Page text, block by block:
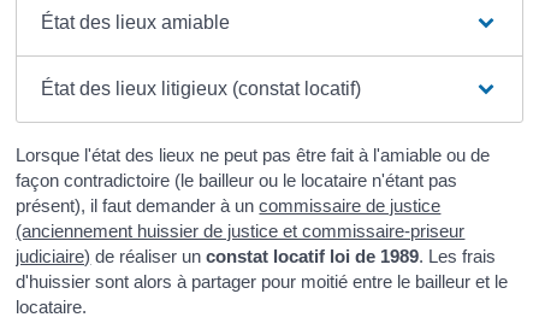
État des lieux amiable
État des lieux litigieux (constat locatif)
Lorsque l'état des lieux ne peut pas être fait à l'amiable ou de
façon contradictoire (le bailleur ou le locataire n'étant pas
présent), il faut demander à uncommissaire de justice
(anciennement huissier de justice et commissaire-priseur
judiciaire) de réaliser unconstat locatif loi de 1989. Les frais
d'huissier sont alors à partager pour moitié entre le bailleur et le
locataire.